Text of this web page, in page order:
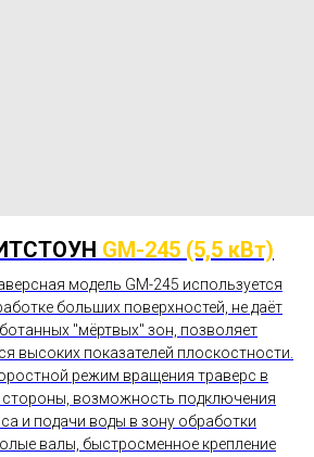
GM-245 (5,5 кВт)
модель GM-245 используется
больших поверхностей, не даёт
"мёртвых" зон, позволяет
высоких показателей плоскостности.
режим вращения траверс в
стороны, возможность подключения
и подачи воды в зону обработки
валы, быстросменное крепление